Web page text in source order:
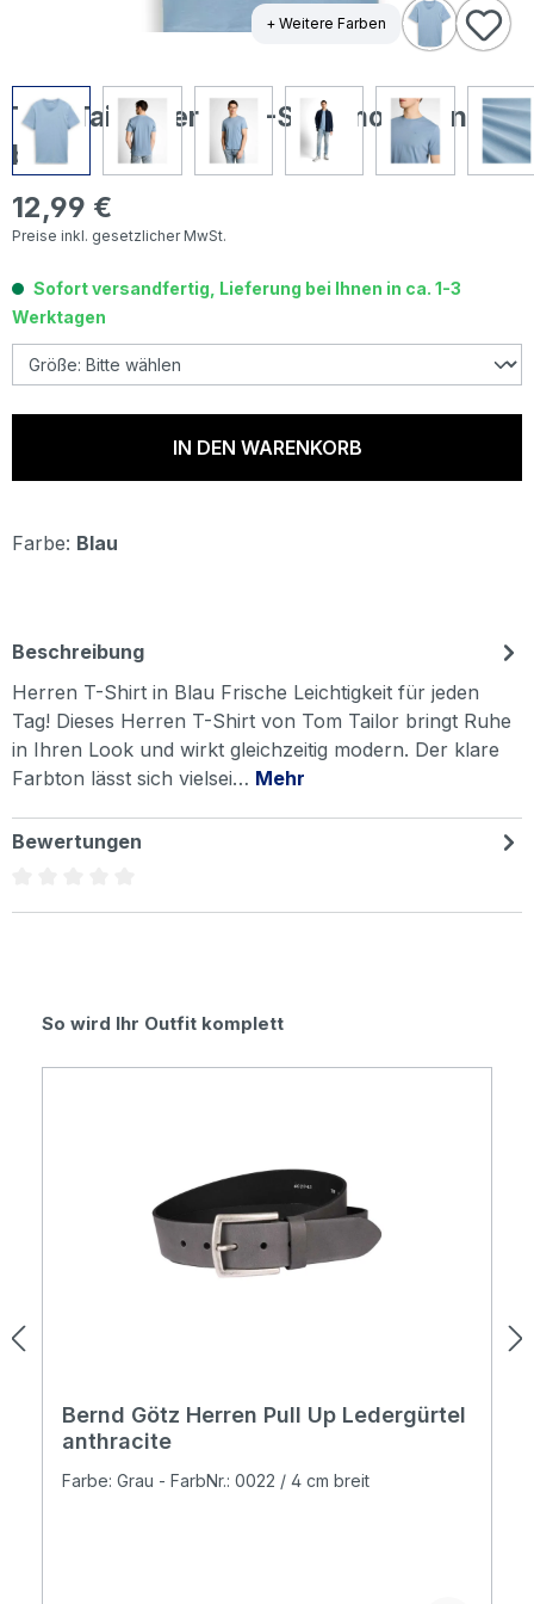
+ Weitere Farben
Tom Tailor Herren T-Shirt mountain
blue
Regulärer Preis:
12,99 €
Preise inkl. gesetzlicher MwSt.
Sofort versandfertig, Lieferung bei Ihnen in ca. 1-3
Werktagen
IN DEN WARENKORB
Farbe: Blau
Beschreibung
Herren T-Shirt in Blau Frische Leichtigkeit für jeden
Tag! Dieses Herren T-Shirt von Tom Tailor bringt Ruhe
in Ihren Look und wirkt gleichzeitig modern. Der klare
Farbton lässt sich vielsei… Mehr
Bewertungen
Produktgalerie überspringen
So wird Ihr Outfit komplett
Bernd Götz Herren Pull Up Ledergürtel
anthracite
Farbe: Grau - FarbNr.: 0022 / 4 cm breit